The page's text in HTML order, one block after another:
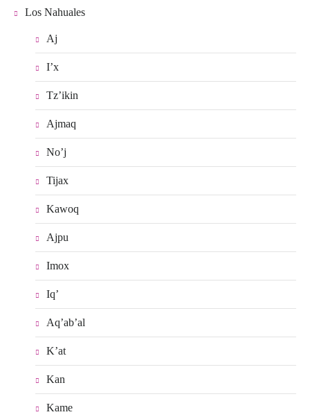
Los Nahuales
Aj
I’x
Tz’ikin
Ajmaq
No’j
Tijax
Kawoq
Ajpu
Imox
Iq’
Aq’ab’al
K’at
Kan
Kame